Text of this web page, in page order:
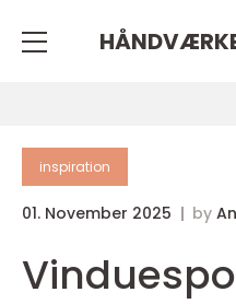
inspiration
01. November 2025 by